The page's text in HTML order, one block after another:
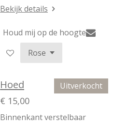
Bekijk details
Houd mij op de hoogte
Uitverkocht
Hoed
€ 15,00
Binnenkant verstelbaar